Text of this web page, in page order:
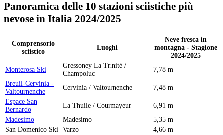
Panoramica delle 10 stazioni sciistiche più
nevose in Italia 2024/2025
Comprensorio
sciistico
Luoghi
Neve fresca in
montagna - Stagione
2024/2025
Monterosa Ski
Gressoney La Trinité /
Champoluc
7,78 m
Breuil-Cervinia -
Valtournenche
Cervinia / Valtournenche
7,48 m
Espace San
Bernardo
La Thuile / Courmayeur
6,91 m
Madesimo
Madesimo
5,35 m
San Domenico Ski
Varzo 4,66 m